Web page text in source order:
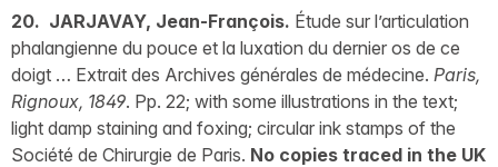
20. JARJAVAY, Jean-François. Étude sur l’articulation
phalangienne du pouce et la luxation du dernier os de ce
doigt … Extrait des Archives générales de médecine. Paris,
Rignoux, 1849. Pp. 22; with some illustrations in the text;
light damp staining and foxing; circular ink stamps of the
Société de Chirurgie de Paris. No copies traced in the UK